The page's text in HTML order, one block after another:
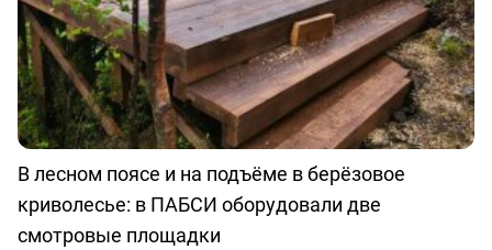
В лесном поясе и на подъёме в берёзовое
криволесье: в ПАБСИ оборудовали две
смотровые площадки